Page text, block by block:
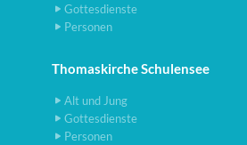
Gottesdienste
Personen
Thomaskirche Schulensee
Alt und Jung
Gottesdienste
Personen